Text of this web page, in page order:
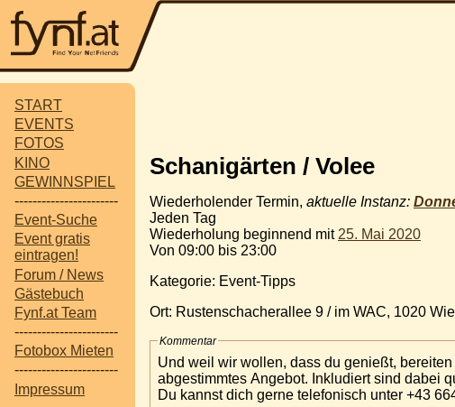
START
EVENTS
FOTOS
KINO
GEWINNSPIEL
-----------------------
Event-Suche
Event gratis
eintragen!
Forum / News
Gästebuch
Fynf.at Team
-----------------------
Fotobox Mieten
-----------------------
Impressum
Schanigärten / Volee
Wiederholender Termin, aktuelle Instanz:
Jeden Tag
Wiederholung beginnend mit 25. Mai 2020
Von 09:00 bis 23:00
Kategorie: Event-Tipps
Ort: Rustenschacherallee 9 / im WAC, 1020
Kommentar
Und weil wir wollen, dass du genießt,
abgestimmtes Angebot. Inkludiert sind dabei
Du kannst dich gerne telefonisch unter +43